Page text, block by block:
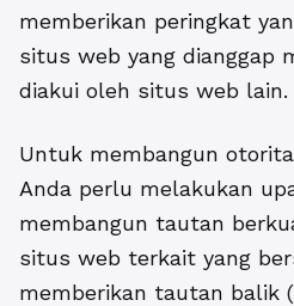
memberikan peringkat
situs web yang dianggap
diakui oleh situs web lain.
Untuk membangun
Anda perlu melakukan
membangun tautan
situs web terkait yang
memberikan tautan balik